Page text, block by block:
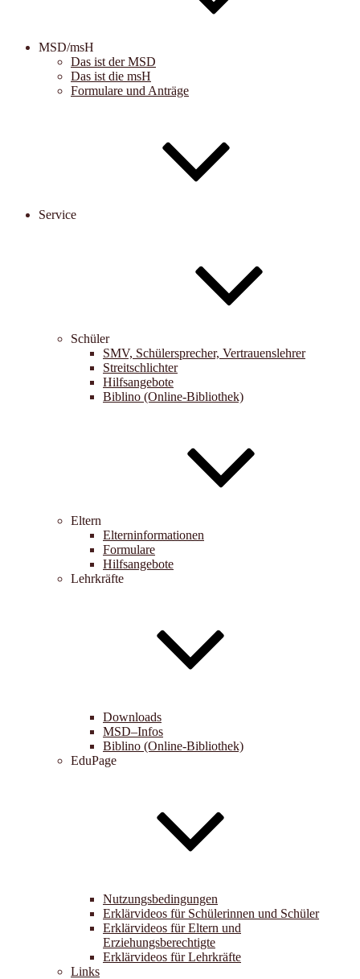
MSD/msH
Das ist der MSD
Das ist die msH
Formulare und Anträge
Service
Schüler
SMV, Schülersprecher, Vertrauenslehrer
Streitschlichter
Hilfsangebote
Biblino (Online-Bibliothek)
Eltern
Elterninformationen
Formulare
Hilfsangebote
Lehrkräfte
Downloads
MSD–Infos
Biblino (Online-Bibliothek)
EduPage
Nutzungsbedingungen
Erklärvideos für Schülerinnen und Schüler
Erklärvideos für Eltern und
Erziehungsberechtigte
Erklärvideos für Lehrkräfte
Links